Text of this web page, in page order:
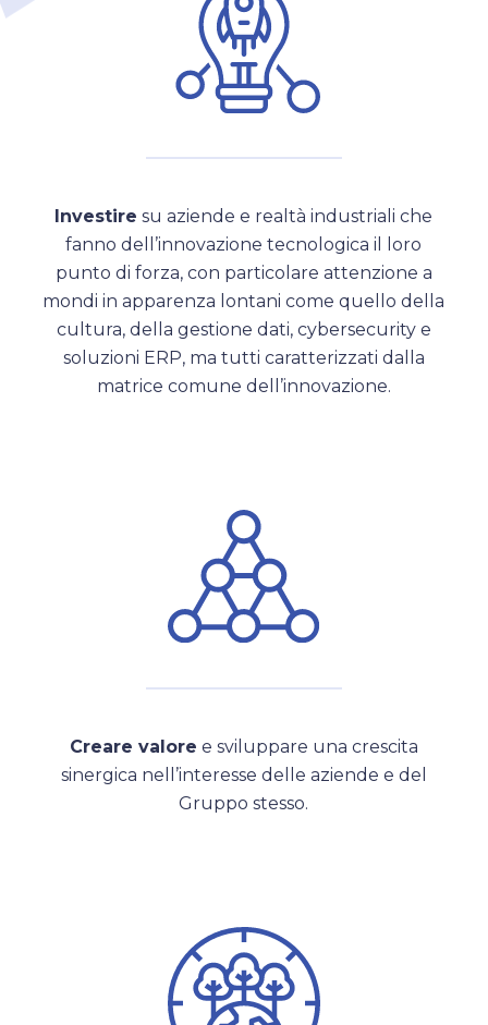
Investire su aziende e realtà industriali che
fanno dell’innovazione tecnologica il loro
punto di forza, con particolare attenzione a
mondi in apparenza lontani come quello della
cultura, della gestione dati, cybersecurity e
soluzioni ERP, ma tutti caratterizzati dalla
matrice comune dell’innovazione.
Creare valore e sviluppare una crescita
sinergica nell’interesse delle aziende e del
Gruppo stesso.